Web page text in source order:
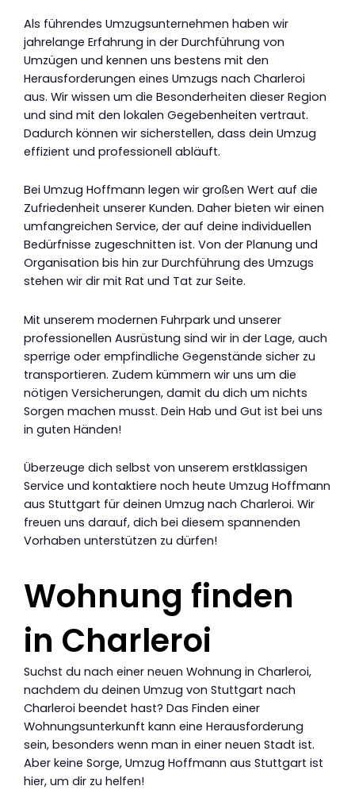
Als führendes Umzugsunternehmen haben wir
jahrelange Erfahrung in der Durchführung von
Umzügen und kennen uns bestens mit den
Herausforderungen eines Umzugs nach Charleroi
aus. Wir wissen um die Besonderheiten dieser Region
und sind mit den lokalen Gegebenheiten vertraut.
Dadurch können wir sicherstellen, dass dein Umzug
effizient und professionell abläuft.
Bei Umzug Hoffmann legen wir großen Wert auf die
Zufriedenheit unserer Kunden. Daher bieten wir einen
umfangreichen Service, der auf deine individuellen
Bedürfnisse zugeschnitten ist. Von der Planung und
Organisation bis hin zur Durchführung des Umzugs
stehen wir dir mit Rat und Tat zur Seite.
Mit unserem modernen Fuhrpark und unserer
professionellen Ausrüstung sind wir in der Lage, auch
sperrige oder empfindliche Gegenstände sicher zu
transportieren. Zudem kümmern wir uns um die
nötigen Versicherungen, damit du dich um nichts
Sorgen machen musst. Dein Hab und Gut ist bei uns
in guten Händen!
Überzeuge dich selbst von unserem erstklassigen
Service und kontaktiere noch heute Umzug Hoffmann
aus Stuttgart für deinen Umzug nach Charleroi. Wir
freuen uns darauf, dich bei diesem spannenden
Vorhaben unterstützen zu dürfen!
Wohnung finden
in Charleroi
Suchst du nach einer neuen Wohnung in Charleroi,
nachdem du deinen Umzug von Stuttgart nach
Charleroi beendet hast? Das Finden einer
Wohnungsunterkunft kann eine Herausforderung
sein, besonders wenn man in einer neuen Stadt ist.
Aber keine Sorge, Umzug Hoffmann aus Stuttgart ist
hier, um dir zu helfen!